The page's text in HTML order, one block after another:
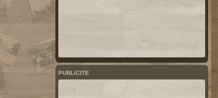
PUBLICITE